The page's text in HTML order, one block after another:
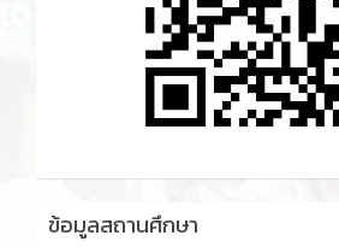
ข้อมูลสถานศึกษา